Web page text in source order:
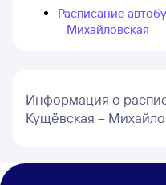
Расписание
– Михайловская
Информация о
Кущёвская –